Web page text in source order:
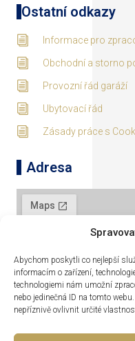
Abychom poskytli co nejlepší
informacím o zařízení,
technologiemi nám umožní
nebo jedinečná ID na tomto
nepříznivě ovlivnit určité
Ostatní odkazy
Informace pro
Obchodní a storno
Provozní řád garáží
Ubytovací řád
Zásady práce s
Adresa